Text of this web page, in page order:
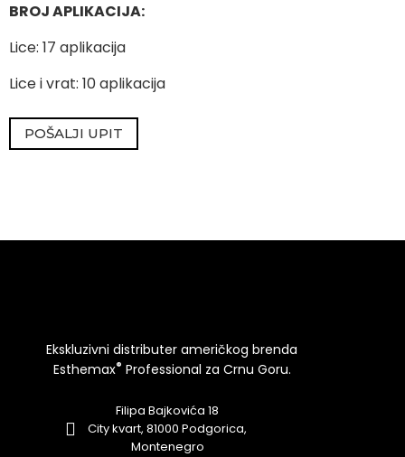
BROJ APLIKACIJA:
Lice: 17 aplikacija
Lice i vrat: 10 aplikacija
POŠALJI UPIT
Ekskluzivni distributer američkog brenda
Esthemax® Professional za Crnu Goru.
Filipa Bajkovića 18
City kvart, 81000 Podgorica,
Montenegro